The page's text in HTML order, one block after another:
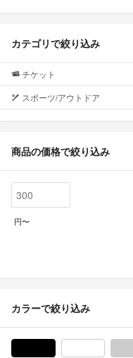
カテゴリで絞り込み
チケット
スポーツ/アウトドア
商品の価格で絞り込み
円〜
カラーで絞り込み